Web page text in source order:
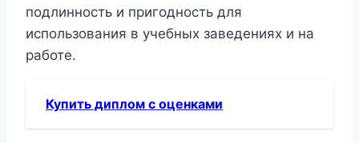
подлинность и пригодность для
использования в учебных заведениях и на
работе.
Купить диплом с оценками